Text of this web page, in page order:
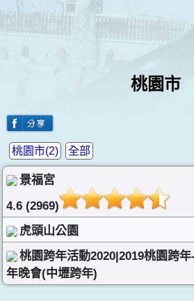
桃園市
全部
桃園市(2)
景福宮
4.6 (2969)
虎頭山公園
桃園跨年活動2020|2019桃園跨
年晚會(中壢跨年)